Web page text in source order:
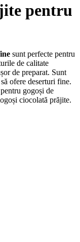
pentru
sunt perfecte pentru
de calitate
de preparat. Sunt
ofere deserturi fine.
gogoși de
ciocolată prăjite.